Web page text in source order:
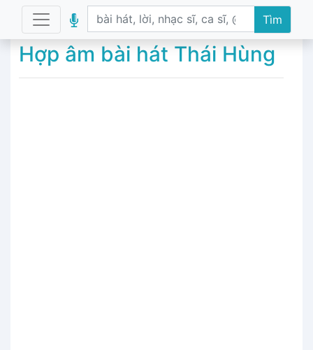
Tìm
Hợp âm bài hát Thái Hùng